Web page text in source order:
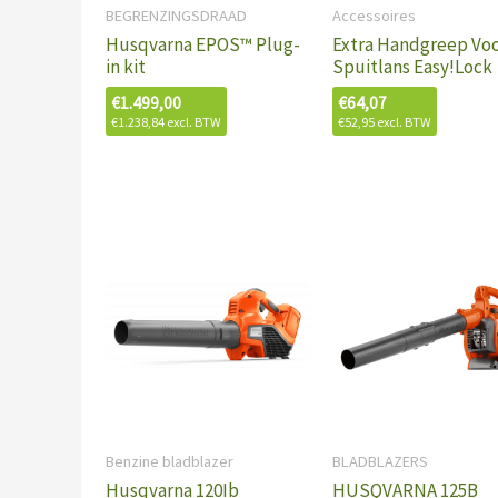
BEGRENZINGSDRAAD
Husqvarna EPOS™ Plug-
in kit
€1.499,00
€1.238,84excl. BTW
Accessoires
Extra Handgreep
Spuitlans Easy!Lock
€64,07
€52,95excl. BTW
Benzine bladblazer
Husqvarna 120Ib
BLADBLAZERS
HUSQVARNA 125B